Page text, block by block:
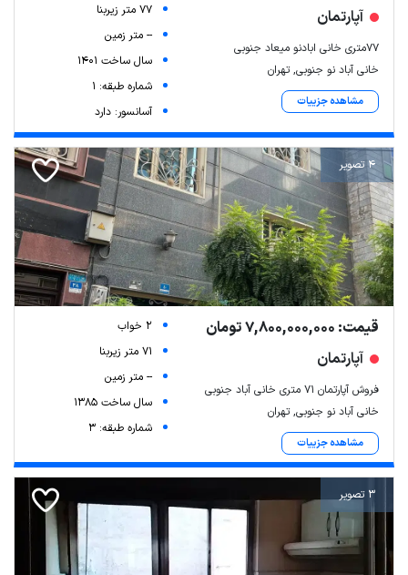
آپارتمان
۷۷متری خانی ابادنو میعاد جنوبی
خانی آباد نو جنوبی, تهران
مشاهده جزییات
77 متر زیربنا
-- متر زمین
سال ساخت 1401
شماره طبقه: 1
آسانسور: دارد
4 تصویر
قیمت: 7,800,000,000 تومان
آپارتمان
فروش آپارتمان ۷۱ متری خانی آباد جنوبی
خانی آباد نو جنوبی, تهران
مشاهده جزییات
2 خواب
71 متر زیربنا
-- متر زمین
سال ساخت 1385
شماره طبقه: 3
3 تصویر